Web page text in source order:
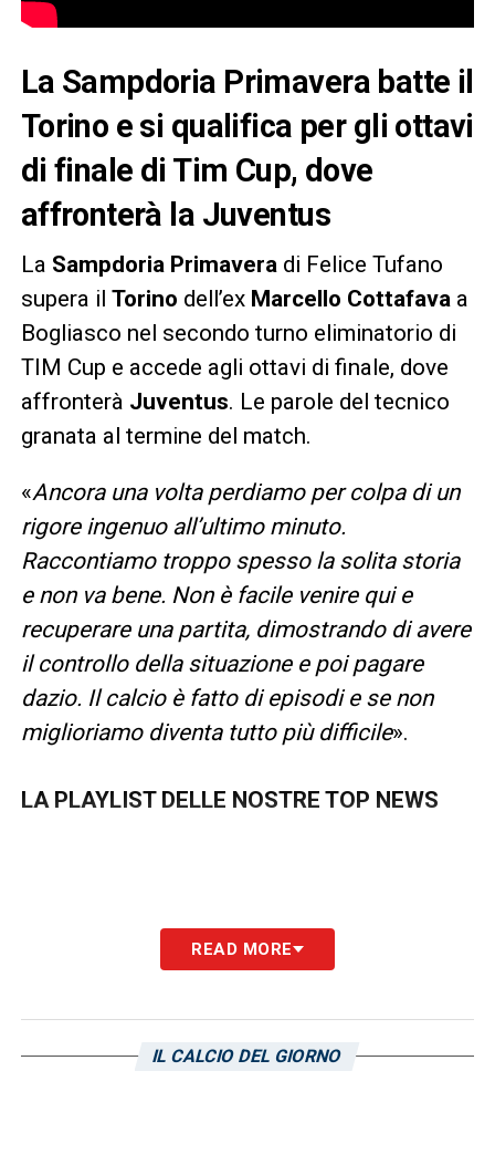
La Sampdoria Primavera batte il
Torino e si qualifica per gli ottavi
di finale di Tim Cup, dove
affronterà la Juventus
La Sampdoria Primavera di Felice Tufano
supera il Torino dell’ex Marcello Cottafava a
Bogliasco nel secondo turno eliminatorio di
TIM Cup e accede agli ottavi di finale, dove
affronterà Juventus. Le parole del tecnico
granata al termine del match.
«Ancora una volta perdiamo per colpa di un
rigore ingenuo all’ultimo minuto.
Raccontiamo troppo spesso la solita storia
e non va bene. Non è facile venire qui e
recuperare una partita, dimostrando di avere
il controllo della situazione e poi pagare
dazio. Il calcio è fatto di episodi e se non
miglioriamo diventa tutto più difficile».
LA PLAYLIST DELLE NOSTRE TOP NEWS
READ MORE
IL CALCIO DEL GIORNO